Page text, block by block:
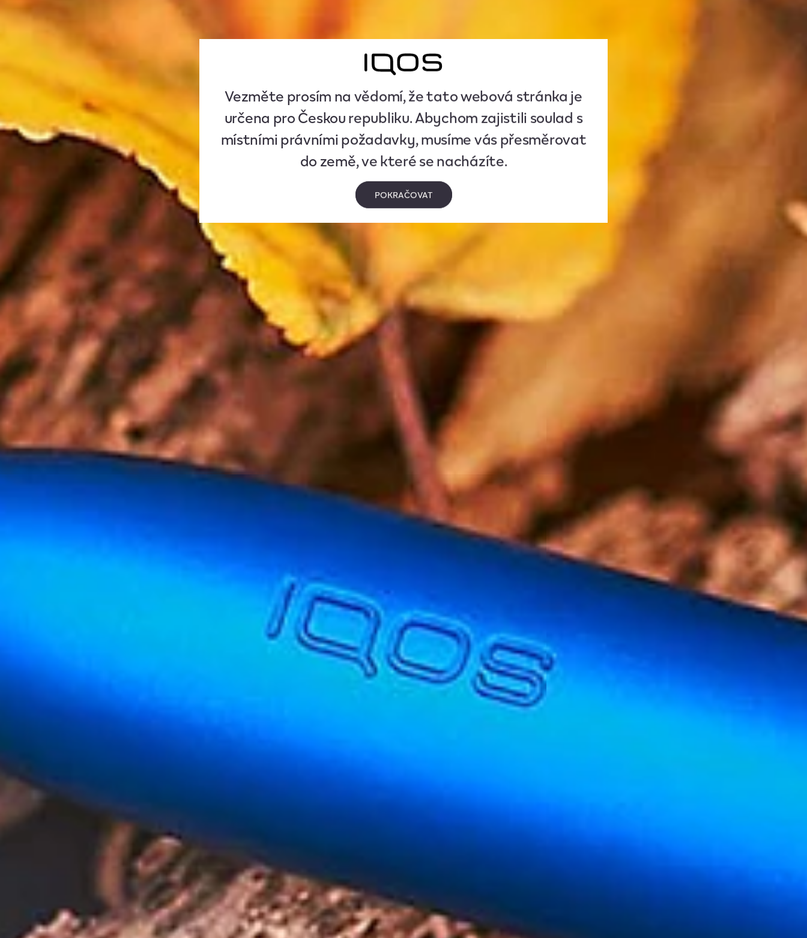
Vezměte prosím na vědomí, že tato webová stránka je
určena pro Českou republiku. Abychom zajistili soulad s
místními právními požadavky, musíme vás přesměrovat
do země, ve které se nacházíte.
POKRAČOVAT